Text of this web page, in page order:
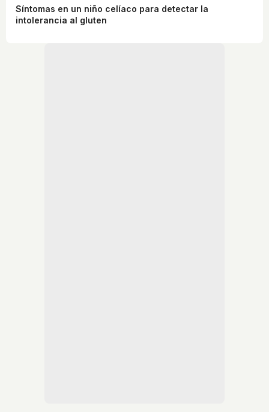
Síntomas en un niño celíaco para detectar la
intolerancia al gluten